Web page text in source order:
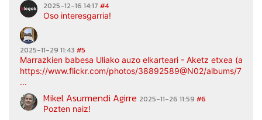
2025-12-16 14:17 #4
Oso interesgarria!
2025-11-29 11:43 #5
Marrazkien babesa Uliako auzo elkarteari - Aketz etxea
https://www.flickr.com/photos/38892589@N02/albums/
...
Mikel Asurmendi Agirre 2025-11-26 11:59 #6
Pozten naiz!